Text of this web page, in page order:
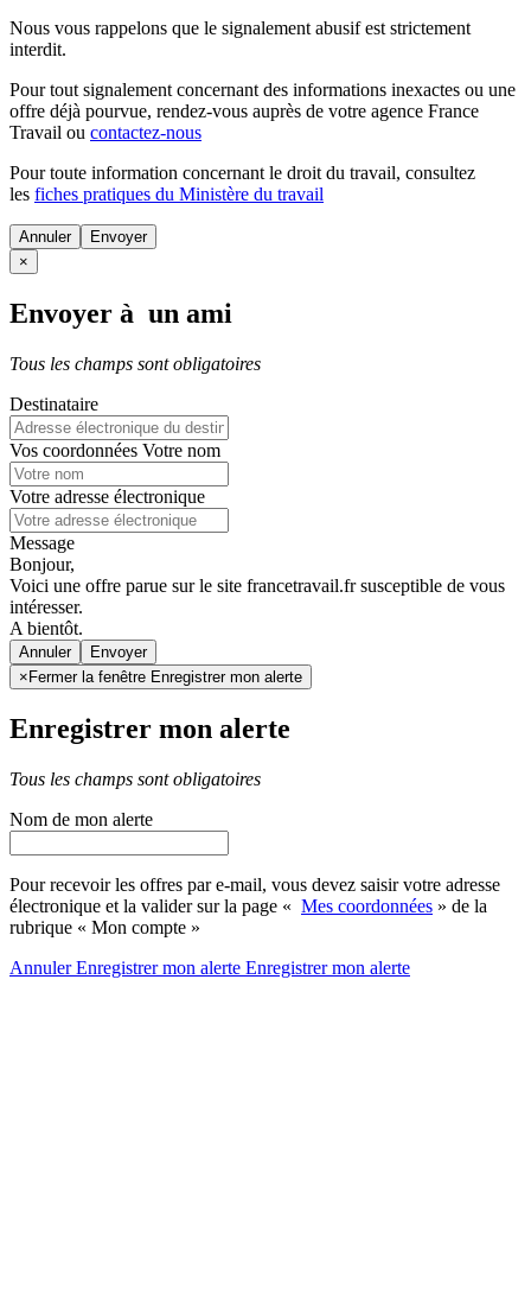
Nous vous rappelons que le signalement abusif est strictement
interdit.
Pour tout signalement concernant des informations inexactes ou une
offre déjà pourvue, rendez-vous auprès de votre agence France
Travail ou contactez-nous
Pour toute information concernant le droit du travail, consultez
les fiches pratiques du Ministère du travail
Annuler
×
Envoyer à un ami
Tous les champs sont obligatoires
Destinataire
Vos coordonnées Votre nom
Votre adresse électronique
Message
Bonjour,
Voici une offre parue sur le site francetravail.fr susceptible de vous
intéresser.
A bientôt.
Annuler
× Fermer la fenêtre Enregistrer mon alerte
Enregistrer mon alerte
Tous les champs sont obligatoires
Nom de mon alerte
Pour recevoir les offres par e-mail, vous devez saisir votre adresse
électronique et la valider sur la page « Mes coordonnées » de la
rubrique « Mon compte »
AnnulerEnregistrer mon alerte Enregistrermon alerte